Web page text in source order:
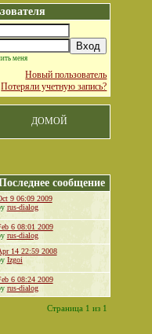
Вход
меня
Новый пользователь
Потеряли учетную запись?
ДОМОЙ
сообщение
9 06:09 2009
rus-dialog
6 08:01 2009
rus-dialog
14 22:59 2008
Izgoi
6 08:24 2009
rus-dialog
Страница 1 из 1